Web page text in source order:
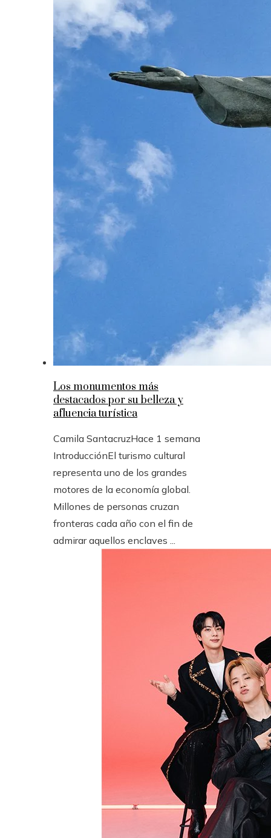
Los monumentos más
destacados por su belleza y
afluencia turística
Camila SantacruzHace 1 semana
IntroducciónEl turismo cultural
representa uno de los grandes
motores de la economía global.
Millones de personas cruzan
fronteras cada año con el fin de
admirar aquellos enclaves ...